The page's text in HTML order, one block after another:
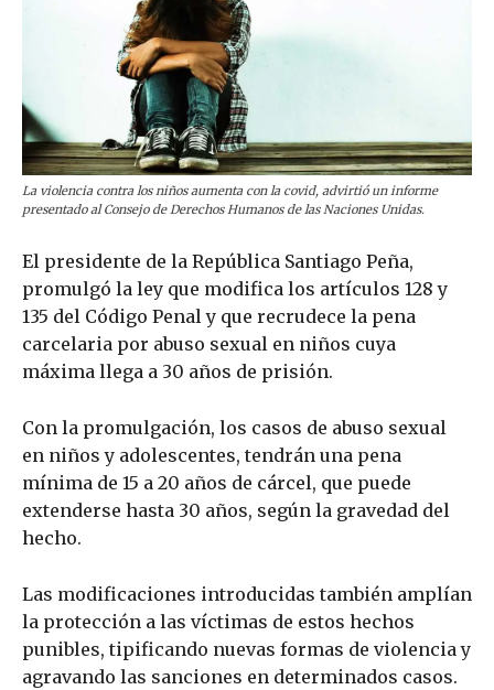
La violencia contra los niños aumenta con la covid, advirtió un informe
presentado al Consejo de Derechos Humanos de las Naciones Unidas.
El presidente de la República Santiago Peña,
promulgó la ley que modifica los artículos 128 y
135 del Código Penal y que recrudece la pena
carcelaria por abuso sexual en niños cuya
máxima llega a 30 años de prisión.
Con la promulgación, los casos de abuso sexual
en niños y adolescentes, tendrán una pena
mínima de 15 a 20 años de cárcel, que puede
extenderse hasta 30 años, según la gravedad del
hecho.
Las modificaciones introducidas también amplían
la protección a las víctimas de estos hechos
punibles, tipificando nuevas formas de violencia y
agravando las sanciones en determinados casos.